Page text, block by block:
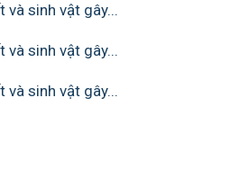
và sinh vật gây...
và sinh vật gây...
và sinh vật gây...